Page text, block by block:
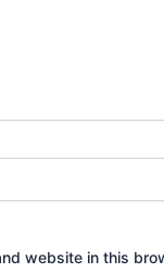
website in this